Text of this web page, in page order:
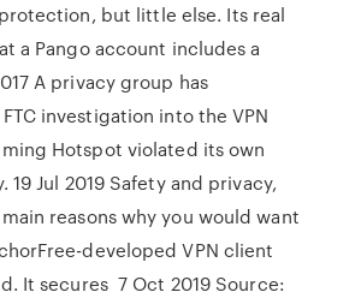
but little else. Its real
a Pango account includes a
A privacy group has
investigation into the VPN
Hotspot violated its own
19 Jul 2019 Safety and privacy,
reasons why you would want
developed VPN client
It secures 7 Oct 2019 Source: